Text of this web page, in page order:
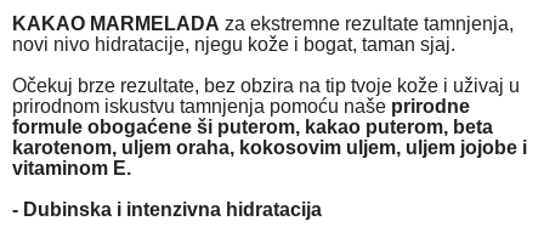
KAKAO MARMELADA za ekstremne rezultate tamnjenja,
novi nivo hidratacije, njegu kože i bogat, taman sjaj.
Očekuj brze rezultate, bez obzira na tip tvoje kože i uživaj u
prirodnom iskustvu tamnjenja pomoću naše prirodne
formule obogaćene ši puterom, kakao puterom, beta
karotenom, uljem oraha, kokosovim uljem, uljem jojobe i
vitaminom E.
- Dubinska i intenzivna hidratacija